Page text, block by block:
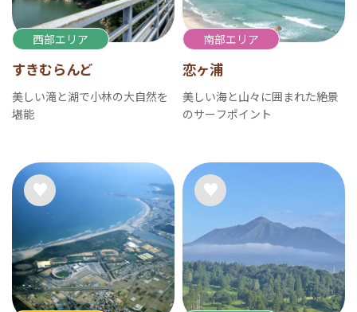
西部エリア
すきむらんど
美しい滝と湖で小林の大自然を
堪能
南部エリア
恋ヶ浦
美しい海と山々に囲まれた絶景
のサーフポイント